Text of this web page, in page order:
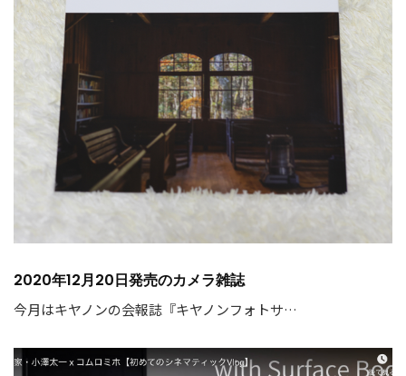
2020年12月20日発売のカメラ雑誌
今月はキヤノンの会報誌『キヤノンフォトサ…